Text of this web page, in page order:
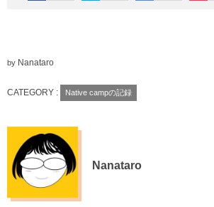
by Nanataro
CATEGORY : Native campの記録
Nanataro